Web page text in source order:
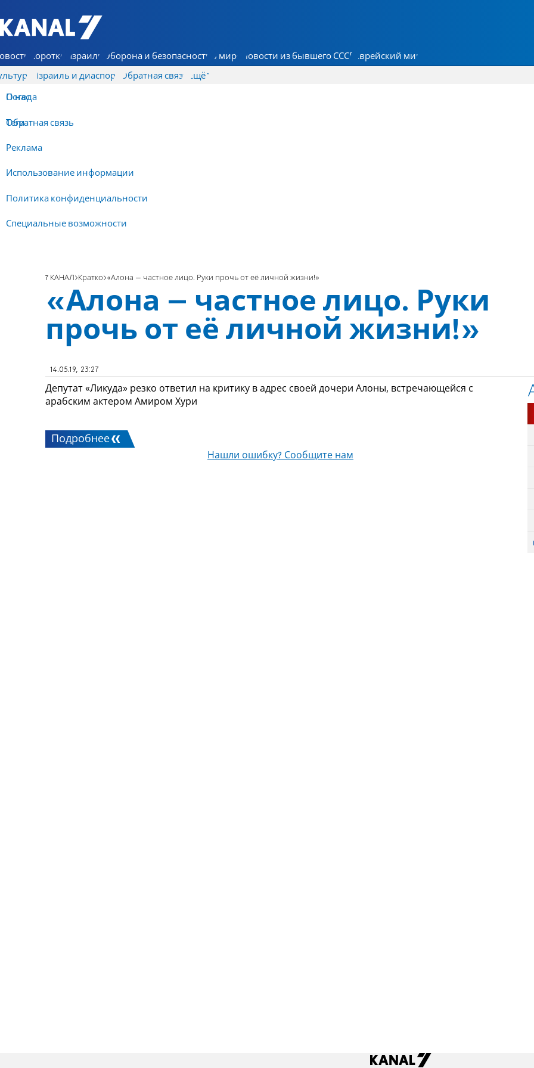
7 КАНАЛ - Аруц Шева
Коротко Израиль Оборона и безопасность В мире Новости из бывшего СССР Еврейский мир
Израиль и диаспора Обратная связь
О нас
Обратная связь
Реклама
Использование информации
Политика конфиденциальности
Специальные возможности
Ещё
Погода
Теги
7 КАНАЛ Кратко «Алона – частное лицо. Руки прочь от её личной жизни!»
«Алона – частное лицо. Руки
прочь от её личной жизни!»
14.05.19, 23:27
Депутат «Ликуда» резко ответил на критику в адрес своей дочери Алоны, встречающейся с
арабским актером Амиром Хури
Подробнее
Нашли ошибку? Сообщите нам